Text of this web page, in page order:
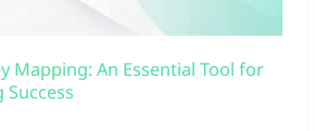
Mapping: An Essential Tool for